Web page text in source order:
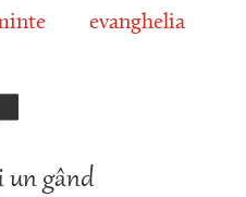
evanghelia
un gând